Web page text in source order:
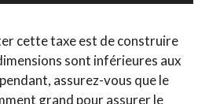
cette taxe est de construire
sont inférieures aux
assurez-vous que le
grand pour assurer le